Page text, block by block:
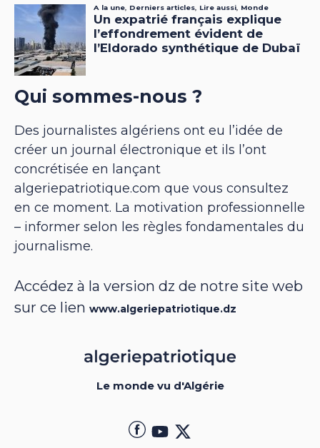
Qui sommes-nous ?
Des journalistes algériens ont eu l’idée de
créer un journal électronique et ils l’ont
concrétisée en lançant
algeriepatriotique.com que vous consultez
en ce moment. La motivation professionnelle
– informer selon les règles fondamentales du
journalisme.
Accédez à la version dz de notre site web
sur ce lien www.algeriepatriotique.dz
Le monde vu d'Algérie